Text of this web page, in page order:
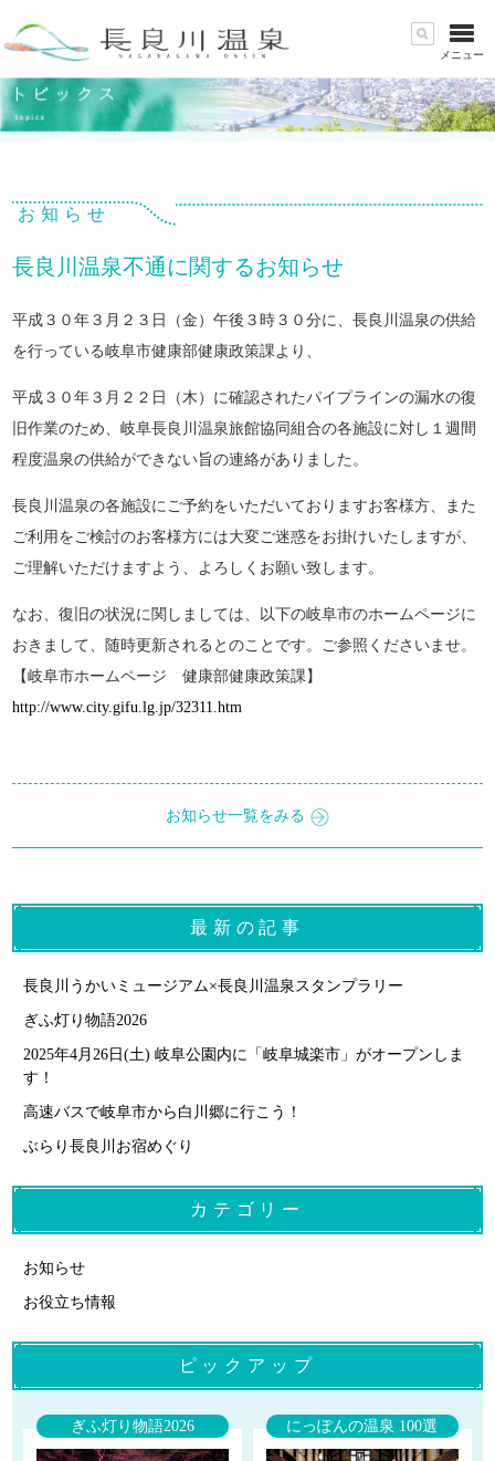
メニュー
お知らせ
長良川温泉不通に関するお知らせ
平成３０年３月２３日（金）午後３時３０分に、長良川温泉の供給
を行っている岐阜市健康部健康政策課より、
平成３０年３月２２日（木）に確認されたパイプラインの漏水の復
旧作業のため、岐阜長良川温泉旅館協同組合の各施設に対し１週間
程度温泉の供給ができない旨の連絡がありました。
長良川温泉の各施設にご予約をいただいておりますお客様方、また
ご利用をご検討のお客様方には大変ご迷惑をお掛けいたしますが、
ご理解いただけますよう、よろしくお願い致します。
なお、復旧の状況に関しましては、以下の岐阜市のホームページに
おきまして、随時更新されるとのことです。ご参照くださいませ。
【岐阜市ホームページ 健康部健康政策課】
http://www.city.gifu.lg.jp/32311.htm
お知らせ一覧をみる
最新の記事
長良川うかいミュージアム×長良川温泉スタンプラリー
ぎふ灯り物語2026
2025年4月26日(土) 岐阜公園内に「岐阜城楽市」がオープンしま
す！
高速バスで岐阜市から白川郷に行こう！
ぶらり長良川お宿めぐり
カテゴリー
お知らせ
お役立ち情報
ピックアップ
ぎふ灯り物語2026 にっぽんの温泉 100選